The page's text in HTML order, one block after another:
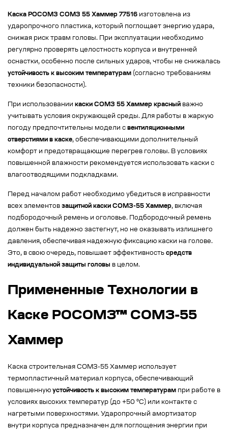
Каска РОСОМЗ СОМЗ 55 Хаммер 77516 изготовлена из
ударопрочного пластика, который поглощает энергию удара,
снижая риск травм головы. При эксплуатации необходимо
регулярно проверять целостность корпуса и внутренней
оснастки, особенно после сильных ударов, чтобы не снижалась
устойчивость к высоким температурам (согласно требованиям
техники безопасности).
При использовании каски СОМЗ 55 Хаммер красный важно
учитывать условия окружающей среды. Для работы в жаркую
погоду предпочтительны модели с вентиляционными
отверстиями в каске, обеспечивающими дополнительный
комфорт и предотвращающие перегрев головы. В условиях
повышенной влажности рекомендуется использовать каски с
влагоотводящими подкладками.
Перед началом работ необходимо убедиться в исправности
всех элементов защитной каски СОМЗ-55 Хаммер, включая
подбородочный ремень и оголовье. Подбородочный ремень
должен быть надежно застегнут, но не оказывать излишнего
давления, обеспечивая надежную фиксацию каски на голове.
Это, в свою очередь, повышает эффективность средств
индивидуальной защиты головы в целом.
Примененные Технологии в
Каске РОСОМЗ™ СОМЗ-55
Хаммер
Каска строительная СОМЗ-55 Хаммер использует
термопластичный материал корпуса, обеспечивающий
повышенную устойчивость к высоким температурам при работе в
условиях высоких температур (до +50 °C) или контакте с
нагретыми поверхностями. Ударопрочный амортизатор
внутри корпуса предназначен для поглощения энергии при